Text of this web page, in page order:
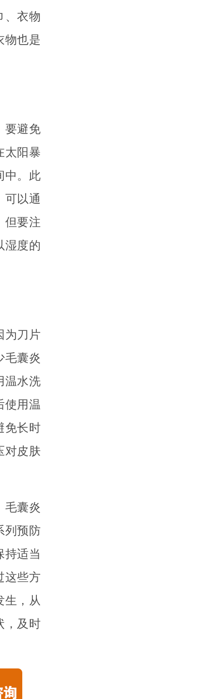
、衣物
物也是
要避免
太阳暴
中。此
可以通
但要注
湿度的
为刀片
毛囊炎
温水洗
使用温
免长时
对皮肤
毛囊炎
列预防
持适当
这些方
生，从
，及时